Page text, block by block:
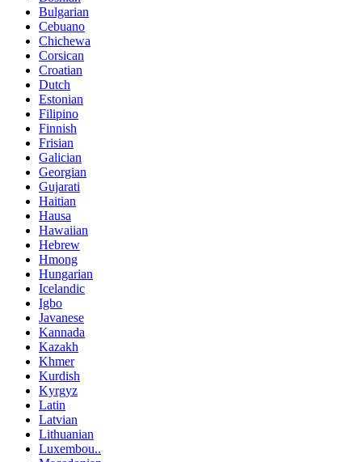
Bulgarian
Cebuano
Chichewa
Corsican
Croatian
Dutch
Estonian
Filipino
Finnish
Frisian
Galician
Georgian
Gujarati
Haitian
Hausa
Hawaiian
Hebrew
Hmong
Hungarian
Icelandic
Igbo
Javanese
Kannada
Kazakh
Khmer
Kurdish
Kyrgyz
Latin
Latvian
Lithuanian
Luxembou..